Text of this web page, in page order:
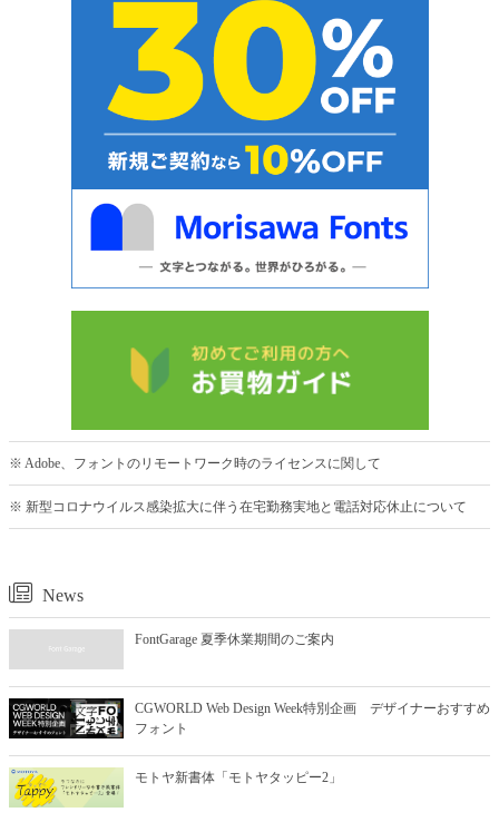
※ Adobe、フォントのリモートワーク時のライセンスに関して
※ 新型コロナウイルス感染拡大に伴う在宅勤務実地と電話対応休止について
News
FontGarage 夏季休業期間のご案内
CGWORLD Web Design Week特別企画 デザイナーおすすめ
フォント
モトヤ新書体「モトヤタッピー2」